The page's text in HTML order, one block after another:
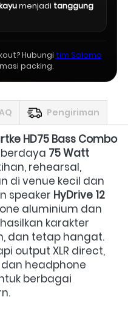
menjadi tanggung
Hubungi tim Salomo
packing.
Pengiriman
HD75 Bass Combo
75 Watt
rehearsal,
di venue kecil dan
speaker HyDrive 12
aluminium dan
karakter
output XLR direct,
headphone
berbagai